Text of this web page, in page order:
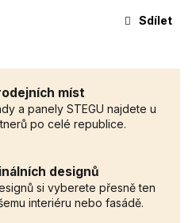
Sdílet
míst
a panely STEGU najdete u
po celé republice.
designů
si vyberete přesně ten
interiéru nebo fasádě.